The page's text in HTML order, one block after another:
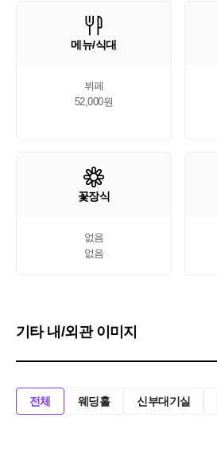
메뉴/식대
뷔페
52,000원
꽃장식
없음
없음
기타 내/외관 이미지
전체 웨딩홀 신부대기실